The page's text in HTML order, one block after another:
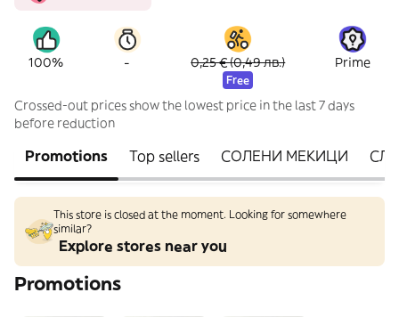
100% - 0,25 € (0,49 лв.)
Free
Prime
Crossed-out prices show the lowest price in the last 7 days
before reduction
Promotions Top sellers СОЛЕНИ МЕКИЦИ
This store is closed at the moment. Looking for somewhere
similar?
Explore stores near you
Promotions